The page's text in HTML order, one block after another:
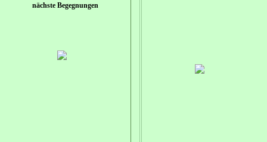
nächste Begegnungen